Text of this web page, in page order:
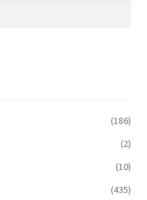
(186)
(2)
(10)
(435)